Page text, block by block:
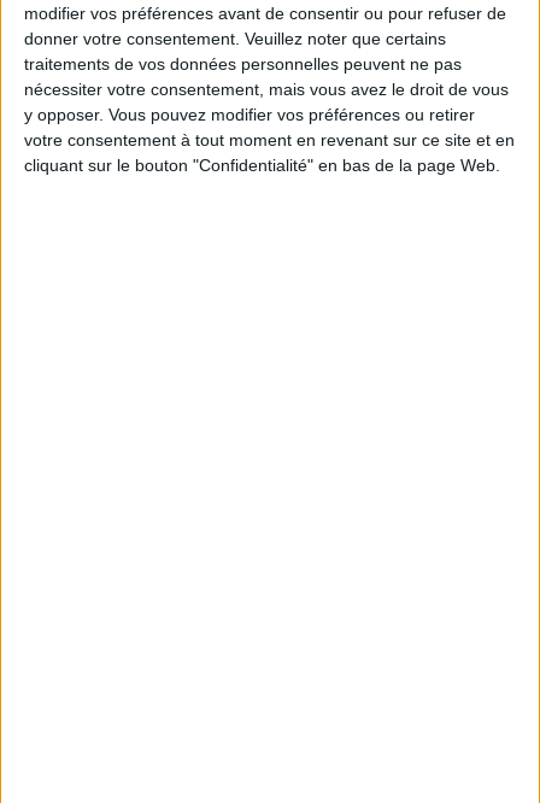
modifier vos préférences avant de consentir ou pour refuser de
donner votre consentement. Veuillez noter que certains
traitements de vos données personnelles peuvent ne pas
nécessiter votre consentement, mais vous avez le droit de vous
y opposer. Vous pouvez modifier vos préférences ou retirer
votre consentement à tout moment en revenant sur ce site et en
cliquant sur le bouton "Confidentialité" en bas de la page Web.